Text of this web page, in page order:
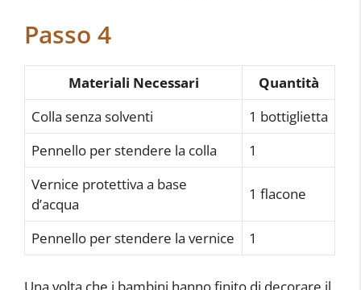
Passo 4
Materiali Necessari
Quantità
Colla senza solventi
1 bottiglietta
Pennello per stendere la colla
1
Vernice protettiva a base
d’acqua
1 flacone
Pennello per stendere la vernice 1
Una volta che i bambini hanno finito di decorare il